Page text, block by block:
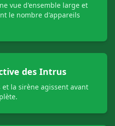
vue d'ensemble large et
le nombre d'appareils
des Intrus
la sirène agissent avant